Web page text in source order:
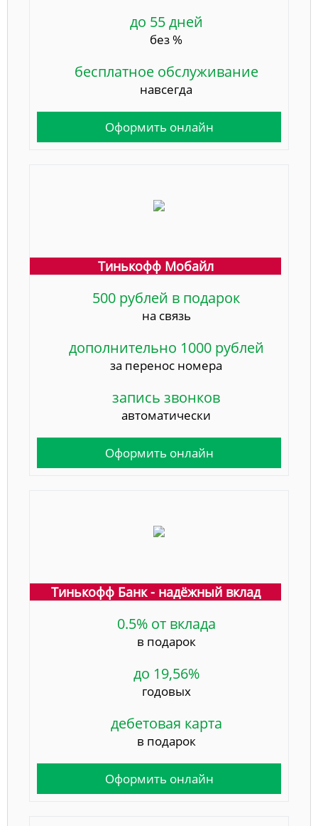
до 55 дней
без %
бесплатное обслуживание
навсегда
Оформить онлайн
Тинькофф Мобайл
500 рублей в подарок
на связь
дополнительно 1000 рублей
за перенос номера
запись звонков
автоматически
Оформить онлайн
Тинькофф Банк - надёжный вклад
0.5% от вклада
в подарок
до 19,56%
годовых
дебетовая карта
в подарок
Оформить онлайн